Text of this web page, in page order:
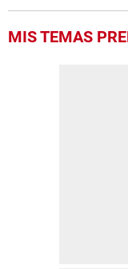
MIS TEMAS